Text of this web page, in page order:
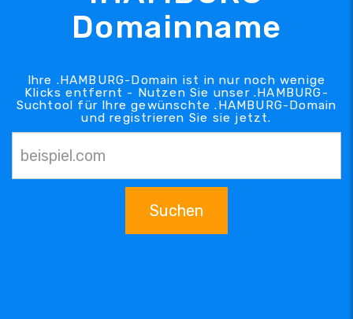
Domainname
Ihre .HAMBURG-Domain ist in nur noch wenige
Klicks entfernt - Nutzen Sie unser .HAMBURG-
Suchtool für Ihre gewünschte .HAMBURG-Domain
und registrieren Sie sie jetzt.
Suchen